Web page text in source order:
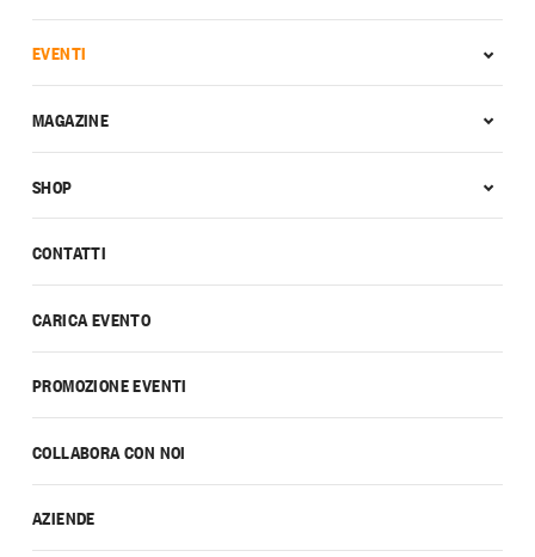
CONTATTI
CARICA EVENTO
PROMOZIONE EVENTI
COLLABORA CON NOI
AZIENDE
EVENTI
MAGAZINE
SHOP